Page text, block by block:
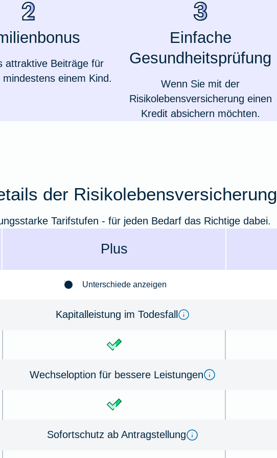
attraktive Beiträge für
einem Kind.
Einfache
Gesundheitsprüfung
Wenn Sie mit der
Risikolebensversicherung einen
Kredit absichern möchten.
der Risikolebensversicherung
Tarifstufen - für jeden Bedarf das Richtige dabei.
Plus
Unterschiede anzeigen
Kapitalleistung im Todes­fall
Wechseloption für bessere Leistungen
Sofortschutz ab Antrag­stellung